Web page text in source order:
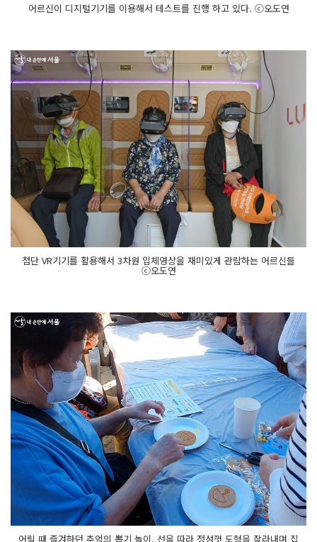
어르신이 디지털기기를 이용해서 테스트를 진행 하고 있다. ⓒ오도연
첨단 VR기기를 활용해서 3차원 입체영상을 재미있게 관람하는 어르신들
ⓒ오도연
어릴 때 즐겨하던 추억의 뽑기 놀이. 선을 따라 정성껏 도형을 잘라내며 집